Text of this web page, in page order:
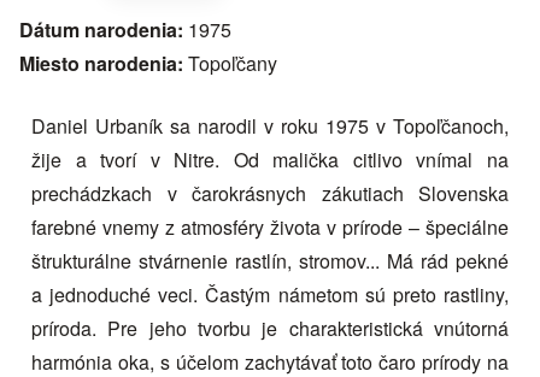
Dátum narodenia: 1975
Miesto narodenia: Topoľčany
Daniel Urbaník sa narodil v roku 1975 v Topoľčanoch,
žije a tvorí v Nitre. Od malička citlivo vnímal na
prechádzkach v čarokrásnych zákutiach Slovenska
farebné vnemy z atmosféry života v prírode – špeciálne
štrukturálne stvárnenie rastlín, stromov... Má rád pekné
a jednoduché veci. Častým námetom sú preto rastliny,
príroda. Pre jeho tvorbu je charakteristická vnútorná
harmónia oka, s účelom zachytávať toto čaro prírody na